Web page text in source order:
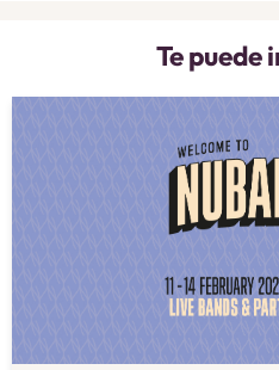
Te puede